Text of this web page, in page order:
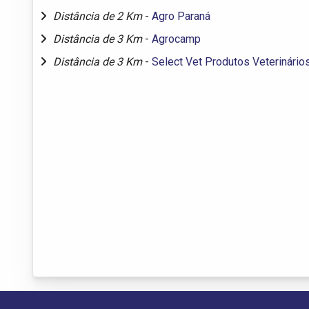
Distância de 2 Km - Agro Paraná
Distância de 3 Km - Agrocamp
Distância de 3 Km - Select Vet Produtos